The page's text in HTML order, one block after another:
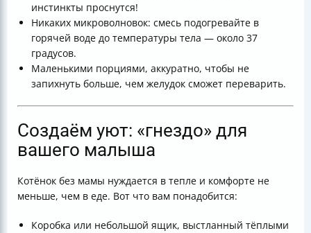
инстинкты проснутся!
Никаких микроволновок: смесь подогревайте в
горячей воде до температуры тела — около 37
градусов.
Маленькими порциями, аккуратно, чтобы не
запихнуть больше, чем желудок сможет переварить.
Создаём уют: «гнездо» для
вашего малыша
Котёнок без мамы нуждается в тепле и комфорте не
меньше, чем в еде. Вот что вам понадобится:
Коробка или небольшой ящик, выстланный тёплыми